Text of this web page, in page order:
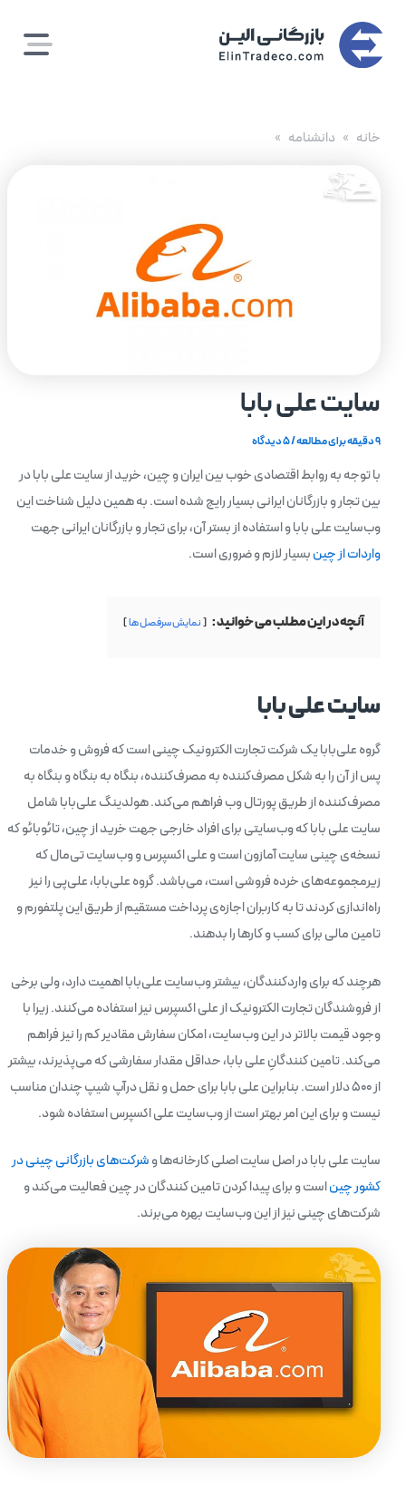
خانه دانشنامه
سایت علی بابا
9 دقیقه برای مطالعه /5 دیدگاه
‌با توجه به روابط اقتصادی خوب بین ایران و چین، خرید از سایت علی بابا در
بین تجار و بازرگانان ایرانی بسیار رایج شده است. به همین دلیل شناخت این
وب‌سایت علی بابا و استفاده از بستر آن، برای تجار و بازرگانان ایرانی جهت
واردات از چینبسیار لازم و ضروری است.
آنچه در این مطلب می خوانید : نمایش سرفصل ها
سایت علی بابا
گروه علی‌بابا یک شرکت تجارت الکترونیک چینی است که فروش و خدمات
پس از آن را به شکل مصرف‌کننده به مصرف‌کننده، بنگاه به بنگاه و بنگاه به
مصرف‌کننده از طریق پورتال وب فراهم می‌کند. هولدینگ علی‌بابا شامل
سایت علی بابا که وب‌سایتی برای افراد خارجی جهت خرید از چین، تائوبائو که
نسخه‌ی چینی سایت آمازون است و علی اکسپرس و وب‌سایت تی‌مال که
زیرمجموعه‌های خرده فروشی است، می‌باشد. گروه علی‌بابا، علی‌پی را نیز
راه‌اندازی کردند تا به کاربران اجازه‌ی پرداخت مستقیم از طریق این پلتفورم و
تامین مالی برای کسب و کارها را بدهند.
هرچند که برای واردکنندگان، بیشتر وب‌سایت علی‌بابا اهمیت دارد، ولی برخی
از فروشندگان تجارت الکترونیک از علی اکسپرس نیز استفاده می‌کنند. زیرا با
وجود قیمت بالاتر در این وب‌سایت، امکان سفارش مقادیر کم را نیز فراهم
می‌کند. تامین کنندگانِ علی بابا، حداقل مقدار سفارشی که می‌پذیرند، بیشتر
از 500 دلار است. بنابراین علی بابا برای حمل و نقل درآپ شیپ چندان مناسب
نیست و برای این امر بهتر است از وب‌سایت علی اکسپرس استفاده شود.
سایت علی بابا در اصل سایت اصلی کارخانه‌ها وشرکت‌های بازرگانی چینی در
کشور چیناست و برای پیدا کردن تامین کنندگان در چین فعالیت می‌کند و
شرکت‌های چینی نیز از این وب‌سایت بهره می‌برند.